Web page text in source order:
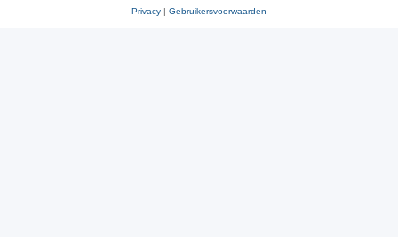
Privacy | Gebruikersvoorwaarden